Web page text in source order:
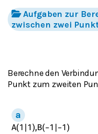
Aufgaben zur
zwischen zwei
Berechne den
Punkt zum zweiten
A(1 1 ),B(−1 −1 )